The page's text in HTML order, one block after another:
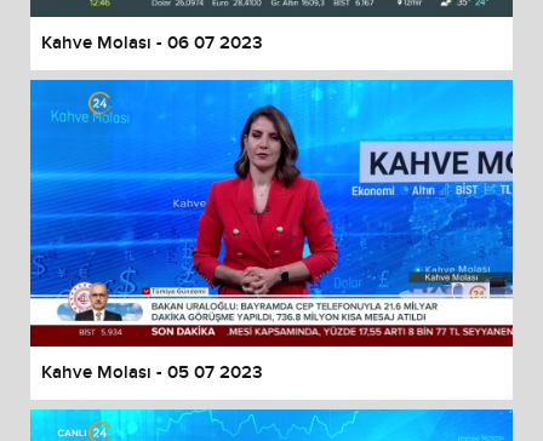
Kahve Molası - 06 07 2023
Kahve Molası - 05 07 2023